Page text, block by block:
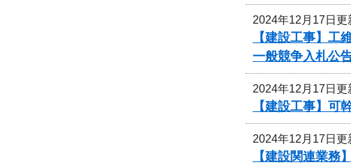
2024年12月17日更
【建設工事】
一般競争入札公
2024年12月17日更
【建設工事】可
2024年12月17日更
【建設関連業